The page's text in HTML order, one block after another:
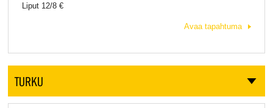
Liput 12/8 €
Avaa tapahtuma
TURKU